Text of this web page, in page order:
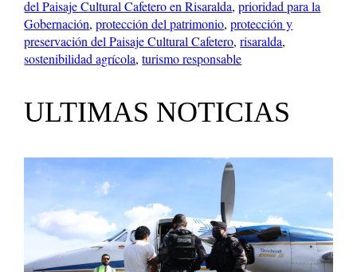
del Paisaje Cultural Cafetero en Risaralda, prioridad para la
Gobernación, protección del patrimonio, protección y
preservación del Paisaje Cultural Cafetero, risaralda
sostenibilidad agrícola, turismo responsable
ULTIMAS NOTICIAS